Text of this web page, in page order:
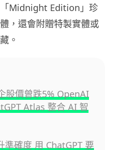
Midnight Edition」珍
，還會附贈特製實體或
。
股價曾跌5% OpenAI
Atlas 整合 AI 智
準確度 用 ChatGPT 要